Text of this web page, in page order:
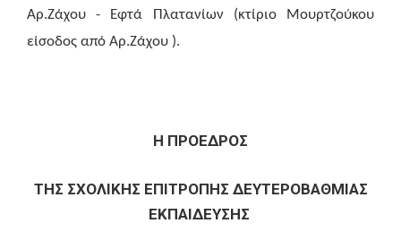
Αρ.Ζάχου - Εφτά Πλατανίων (κτίριο Μουρτζούκου
είσοδος από Αρ.Ζάχου ).
Η ΠΡΟΕΔΡΟΣ
ΤΗΣ ΣΧΟΛΙΚΗΣ ΕΠΙΤΡΟΠΗΣ ΔΕΥΤΕΡΟΒΑΘΜΙΑΣ
ΕΚΠΑΙΔΕΥΣΗΣ